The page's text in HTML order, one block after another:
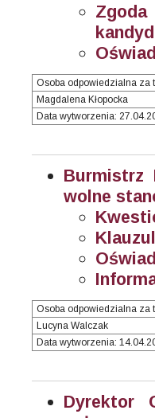
Osoba odpowiedzialna za
Magdalena Kłopocka
Data wytworzenia:
Burmistrz
wolne
Osoba odpowiedzialna za
Lucyna Walczak
Data wytworzenia:
Dyrektor